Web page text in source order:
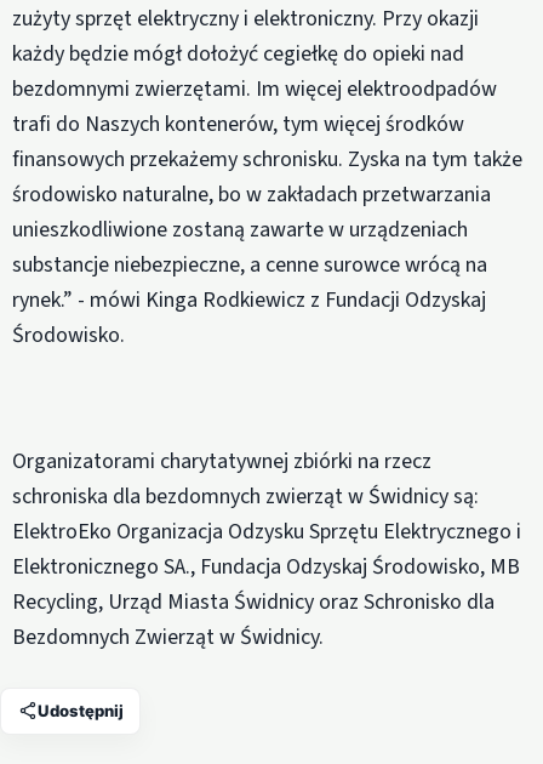
zużyty sprzęt elektryczny i elektroniczny. Przy okazji
każdy będzie mógł dołożyć cegiełkę do opieki nad
bezdomnymi zwierzętami. Im więcej elektroodpadów
trafi do Naszych kontenerów, tym więcej środków
finansowych przekażemy schronisku. Zyska na tym także
środowisko naturalne, bo w zakładach przetwarzania
unieszkodliwione zostaną zawarte w urządzeniach
substancje niebezpieczne, a cenne surowce wrócą na
rynek.” - mówi Kinga Rodkiewicz z Fundacji Odzyskaj
Środowisko.
Organizatorami charytatywnej zbiórki na rzecz
schroniska dla bezdomnych zwierząt w Świdnicy są:
ElektroEko Organizacja Odzysku Sprzętu Elektrycznego i
Elektronicznego SA., Fundacja Odzyskaj Środowisko, MB
Recycling, Urząd Miasta Świdnicy oraz Schronisko dla
Bezdomnych Zwierząt w Świdnicy.
Udostępnij